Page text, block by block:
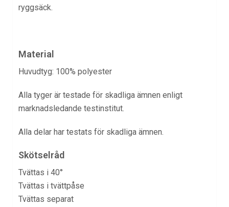
ryggsäck.
Material
Huvudtyg: 100% polyester
Alla tyger är testade för skadliga ämnen enligt
marknadsledande testinstitut.
Alla delar har testats för skadliga ämnen.
Skötselråd
Tvättas i 40°
Tvättas i tvättpåse
Tvättas separat